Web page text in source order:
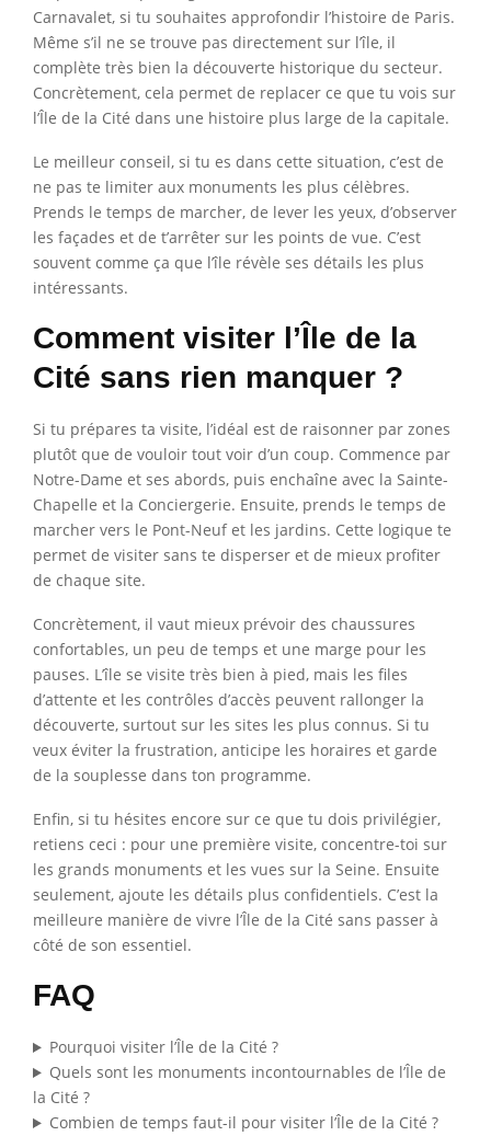
Carnavalet, si tu souhaites approfondir l’histoire de Paris.
Même s’il ne se trouve pas directement sur l’île, il
complète très bien la découverte historique du secteur.
Concrètement, cela permet de replacer ce que tu vois sur
l’Île de la Cité dans une histoire plus large de la capitale.
Le meilleur conseil, si tu es dans cette situation, c’est de
ne pas te limiter aux monuments les plus célèbres.
Prends le temps de marcher, de lever les yeux, d’observer
les façades et de t’arrêter sur les points de vue. C’est
souvent comme ça que l’île révèle ses détails les plus
intéressants.
Comment visiter l’Île de la
Cité sans rien manquer ?
Si tu prépares ta visite, l’idéal est de raisonner par zones
plutôt que de vouloir tout voir d’un coup. Commence par
Notre-Dame et ses abords, puis enchaîne avec la Sainte-
Chapelle et la Conciergerie. Ensuite, prends le temps de
marcher vers le Pont-Neuf et les jardins. Cette logique te
permet de visiter sans te disperser et de mieux profiter
de chaque site.
Concrètement, il vaut mieux prévoir des chaussures
confortables, un peu de temps et une marge pour les
pauses. L’île se visite très bien à pied, mais les files
d’attente et les contrôles d’accès peuvent rallonger la
découverte, surtout sur les sites les plus connus. Si tu
veux éviter la frustration, anticipe les horaires et garde
de la souplesse dans ton programme.
Enfin, si tu hésites encore sur ce que tu dois privilégier,
retiens ceci : pour une première visite, concentre-toi sur
les grands monuments et les vues sur la Seine. Ensuite
seulement, ajoute les détails plus confidentiels. C’est la
meilleure manière de vivre l’Île de la Cité sans passer à
côté de son essentiel.
FAQ
Pourquoi visiter l’Île de la Cité ?
Quels sont les monuments incontournables de l’Île de
la Cité ?
Combien de temps faut-il pour visiter l’Île de la Cité ?